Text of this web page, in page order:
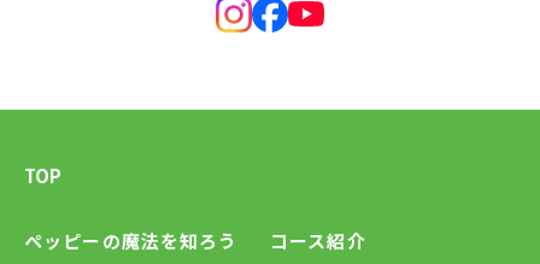
TOP
ペッピーの魔法を知ろう
コース紹介